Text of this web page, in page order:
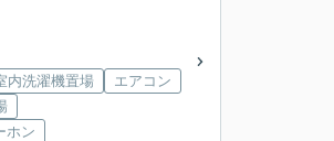
内洗濯機置場
エアコン
ホン